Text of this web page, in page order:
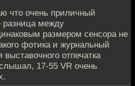
что очень приличный
разница между
размером сенсора не
фотика и журнальный
отпечатка
17-55 VR очень